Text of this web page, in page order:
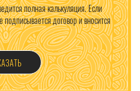
полная калькуляция. Если
подписывается договор и вносится